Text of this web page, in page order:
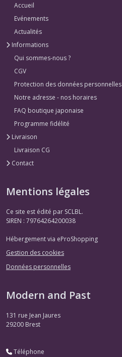
Accueil
Evénements
Actualités
Informations
Qui sommes-nous ?
CGV
Protection des données personnelles
Notre adresse - nos horaires
FAQ boutique japonaise
Programme fidélité
Livraison
Livraison CG
Contact
Mentions légales
Ce site est édité par SCLBL.
SIREN : 79764264200038
Hébergement via eProShopping
Gestion des cookies
Données personnelles
Modern and Past
131 rue Jean Jaures
29200 Brest
Téléphone